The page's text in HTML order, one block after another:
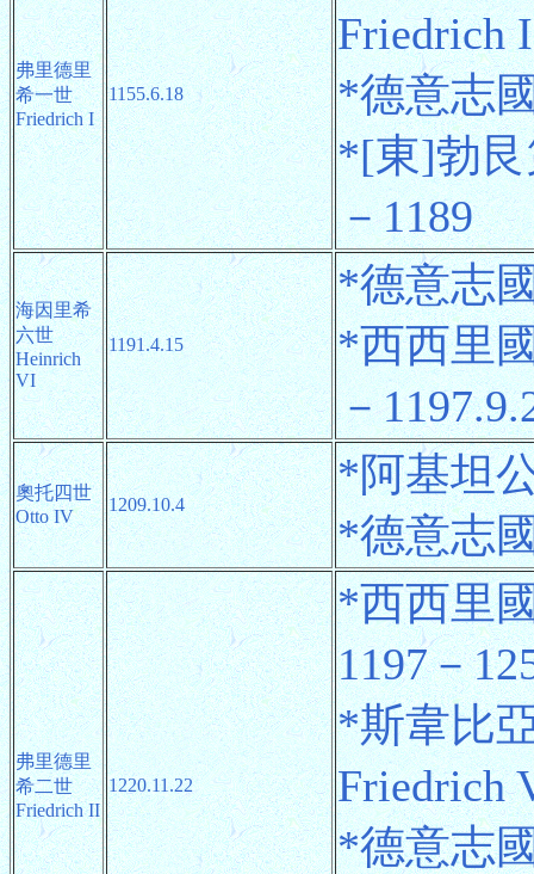
弗里德里
希一世
Friedrich I
1155.6.18
Friedrich
*德意志
*[東]勃艮
－1189
海因里希
六世
Heinrich
VI
1191.4.15
*德意志
*西西里
－
奧托四世
Otto IV
1209.10.4
*阿基坦
*德意志
弗里德里
希二世
Friedrich II
1220.11.22
*西西里
1197－
*斯韋比
Friedrich
*德意志